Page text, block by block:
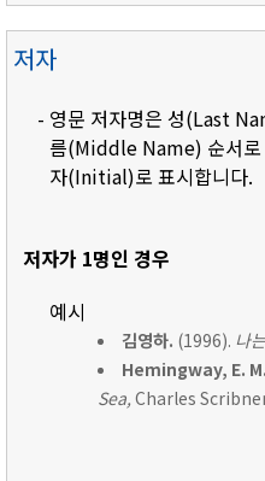
저자
- 영문 저자명은 성(Last
름(Middle Name) 순서로
자(Initial)로 표시합니다.
저자가 1명인 경우
예시
김영하. (1996). 나
Hemingway, E. M.
Sea,Charles